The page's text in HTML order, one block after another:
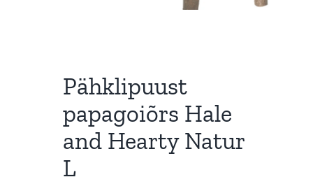
Pähklipuust
papagoiõrs Hale
and Hearty Natur
L